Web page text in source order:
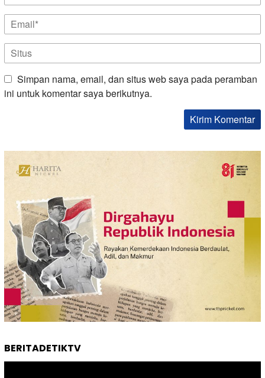
Simpan nama, email, dan situs web saya pada peramban
ini untuk komentar saya berikutnya.
BERITADETIKTV